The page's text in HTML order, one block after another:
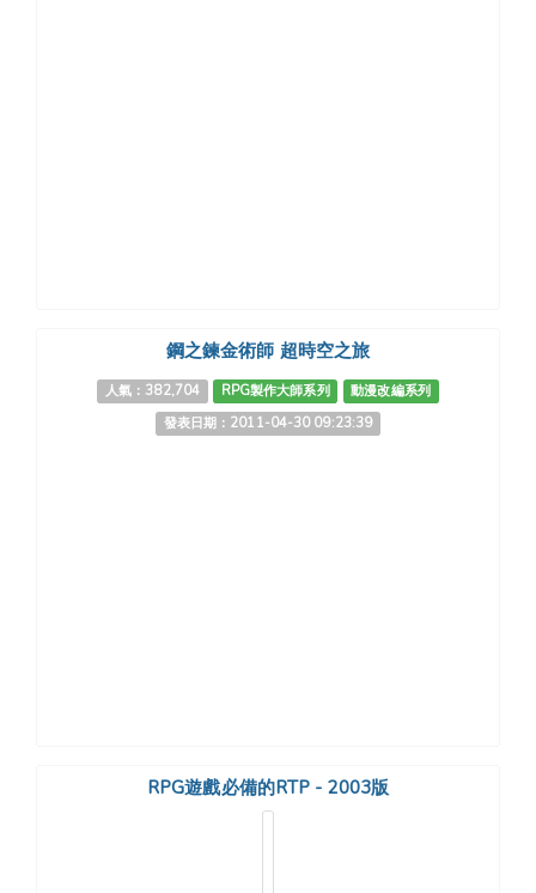
鋼之鍊金術師 超時空之旅
人氣：382,704 RPG製作大師系列
動漫改編系列
發表日期：2011-04-30 09:23:39
RPG遊戲必備的RTP - 2003版